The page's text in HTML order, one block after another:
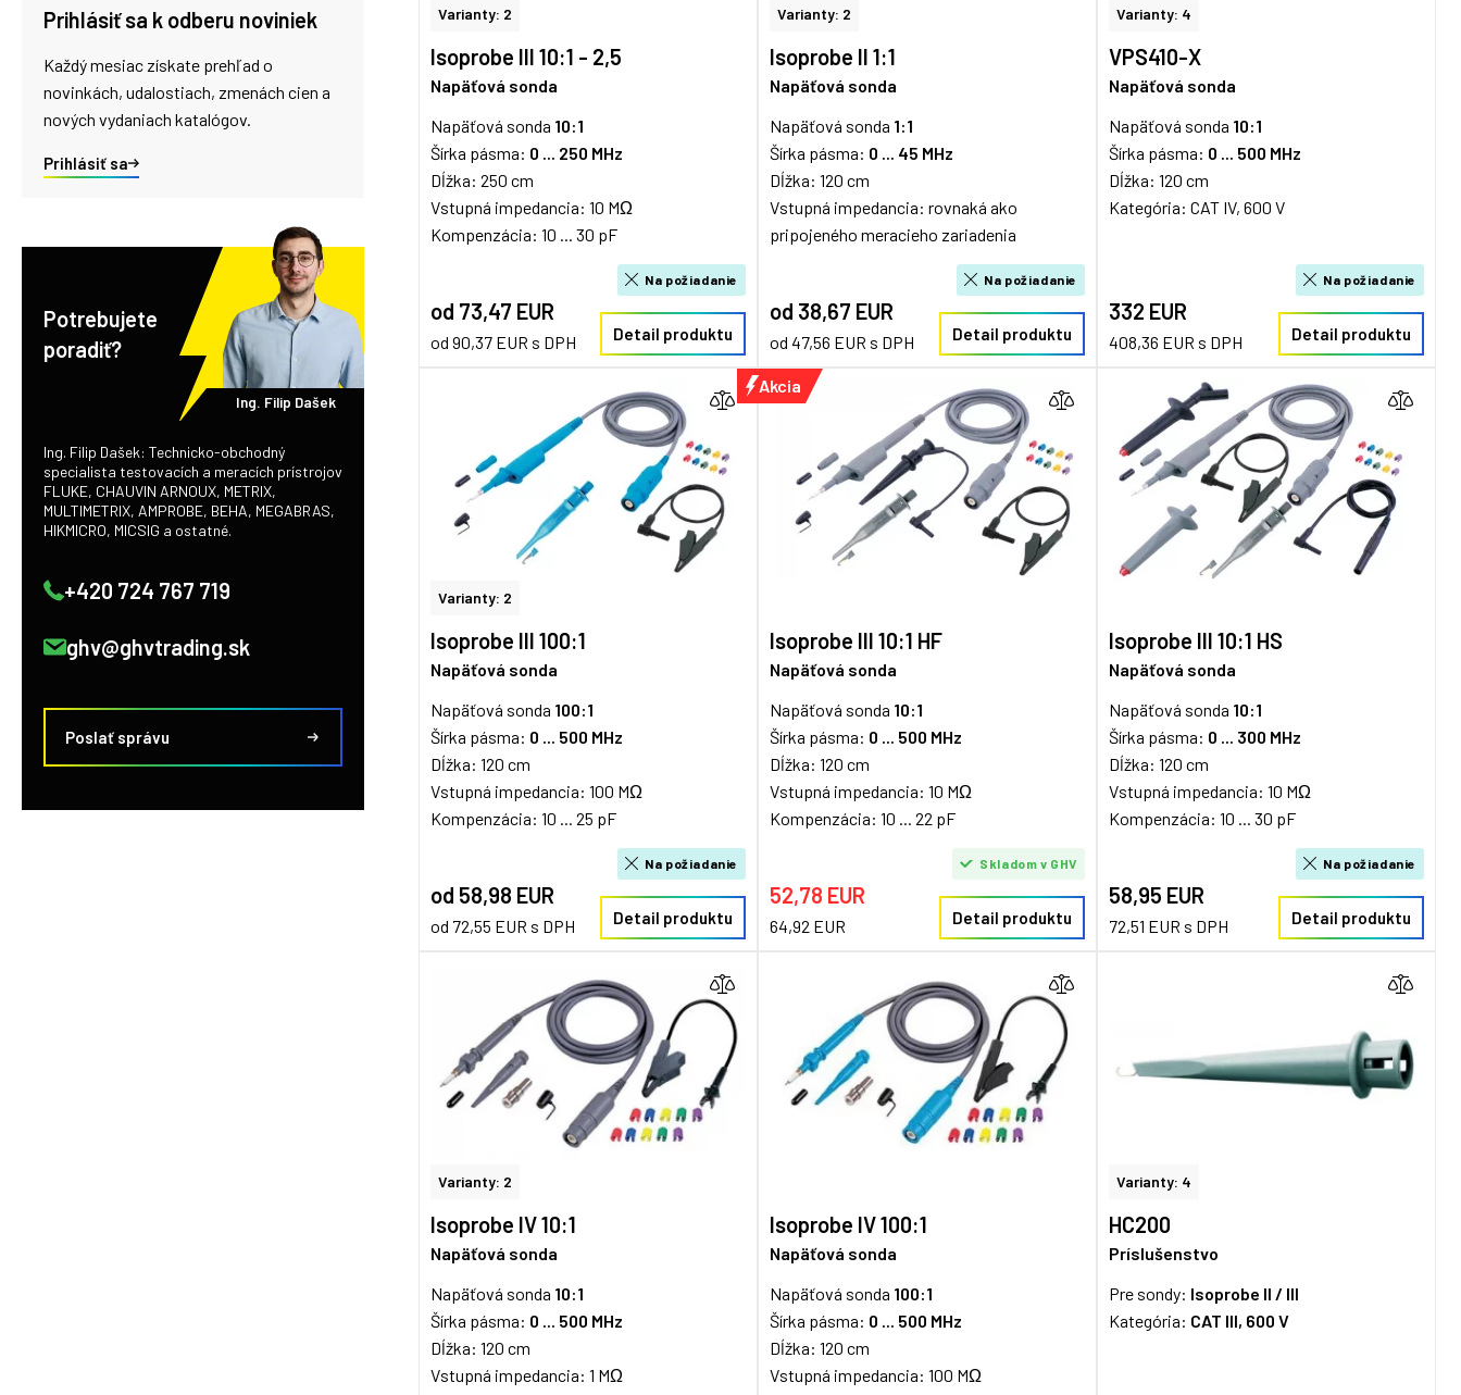
Prihlásiť sa k odberu noviniek
Každý mesiac získate prehľad o
novinkách, udalostiach, zmenách cien a
nových vydaniach katalógov.
Prihlásiť sa
Potrebujete
poradiť?
Ing. Filip Dašek
Ing. Filip Dašek: Technicko-obchodný
specialista testovacích a meracích prístrojov
FLUKE, CHAUVIN ARNOUX, METRIX,
MULTIMETRIX, AMPROBE, BEHA, MEGABRAS,
HIKMICRO, MICSIG a ostatné.
+420 724 767 719
ghv@ghvtrading.sk
Poslať správu
Varianty: 2
Isoprobe III 10:1 - 2,5
Napäťová sonda
Napäťová sonda 10:1
Šírka pásma: 0 ... 250 MHz
Dĺžka: 250 cm
Vstupná impedancia: 10 MΩ
Kompenzácia: 10 ... 30 pF
od 73,47 EUR
od 90,37 EUR s DPH
Na požiadanie
Detail produktu
Varianty: 2
Isoprobe II 1:1
Napäťová sonda
Napäťová sonda 1:1
Šírka pásma: 0 ... 45 MHz
Dĺžka: 120 cm
Vstupná impedancia: rovnaká ako
pripojeného meracieho zariadenia
od 38,67 EUR
od 47,56 EUR s DPH
Na požiadanie
Detail produktu
Varianty: 4
VPS410-X
Napäťová sonda
Napäťová sonda 10:1
Šírka pásma: 0 ... 500 MHz
Dĺžka: 120 cm
Kategória: CAT IV, 600 V
332 EUR
408,36 EUR s DPH
Na požiadanie
Detail produktu
Varianty: 2
Isoprobe III 100:1
Napäťová sonda
Napäťová sonda 100:1
Šírka pásma: 0 ... 500 MHz
Dĺžka: 120 cm
Vstupná impedancia: 100 MΩ
Kompenzácia: 10 ... 25 pF
od 58,98 EUR
od 72,55 EUR s DPH
Na požiadanie
Detail produktu
Isoprobe III 10:1 HF
Napäťová sonda
Napäťová sonda 10:1
Šírka pásma: 0 ... 500 MHz
Dĺžka: 120 cm
Vstupná impedancia: 10 MΩ
Kompenzácia: 10 ... 22 pF
Akcia
52,78 EUR
64,92 EUR
Skladom v GHV
Detail produktu
Isoprobe III 10:1 HS
Napäťová sonda
Napäťová sonda 10:1
Šírka pásma: 0 ... 300 MHz
Dĺžka: 120 cm
Vstupná impedancia: 10 MΩ
Kompenzácia: 10 ... 30 pF
58,95 EUR
72,51 EUR s DPH
Na požiadanie
Detail produktu
Varianty: 2
Isoprobe IV 10:1
Napäťová sonda
Napäťová sonda 10:1
Šírka pásma: 0 ... 500 MHz
Dĺžka: 120 cm
Vstupná impedancia: 1 MΩ
Isoprobe IV 100:1
Napäťová sonda
Napäťová sonda 100:1
Šírka pásma: 0 ... 500 MHz
Dĺžka: 120 cm
Vstupná impedancia: 100 MΩ
Varianty: 4
HC200
Príslušenstvo
Pre sondy: Isoprobe II / III
Kategória: CAT III, 600 V